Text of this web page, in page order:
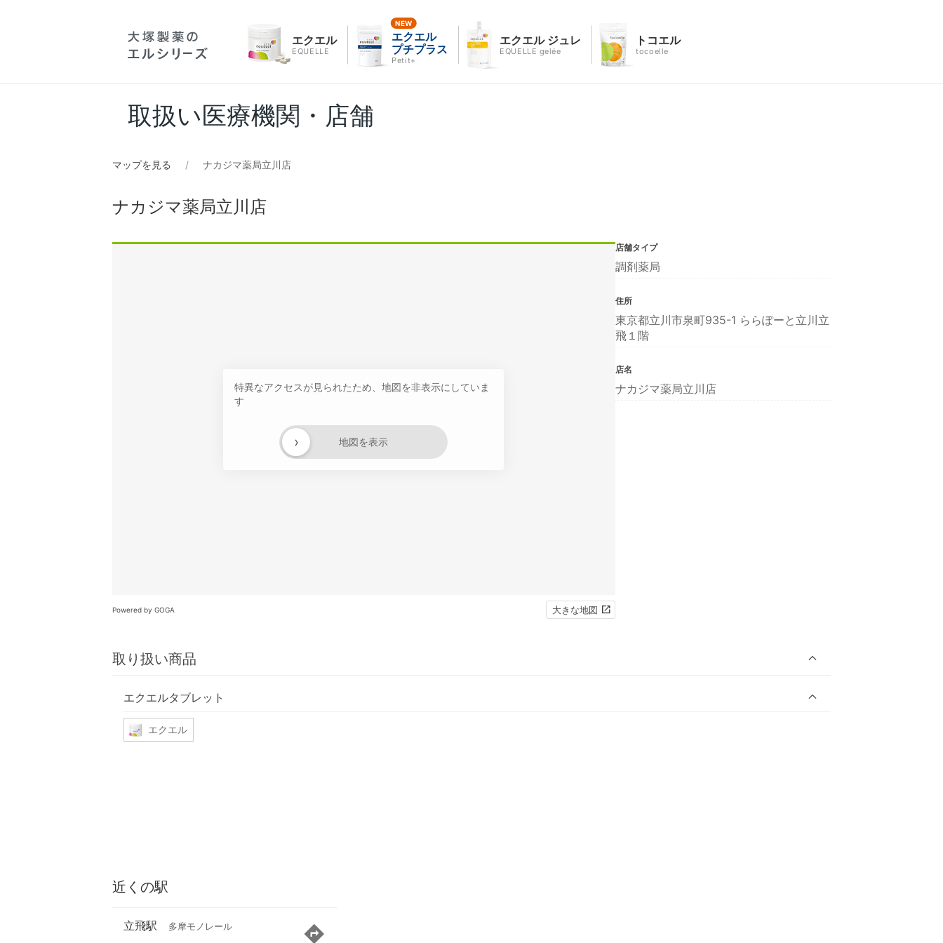
エクエル
EQUELLE
エクエル
プチプラス
Petit+
エクエル ジュレ
EQUELLE gelée
トコエル
tocoelle
取扱い医療機関・店舗
マップを見る ナカジマ薬局立川店
ナカジマ薬局立川店
特異なアクセスが見られたため、地図を非表示にしていま
す
地図を表示
›
Powered by GOGA 大きな地図
取り扱い商品
エクエルタブレット
エクエル
店舗タイプ
調剤薬局
住所
東京都立川市泉町935-1 ららぽーと立川立
飛１階
店名
ナカジマ薬局立川店
近くの駅
立飛駅 多摩モノレール